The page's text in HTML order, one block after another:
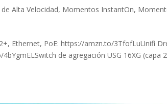
Alta Velocidad, Momentos InstantOn,
Ethernet, PoE: https://amzn.to/3TfofLuUnifi
de agregación USG 16XG (capa